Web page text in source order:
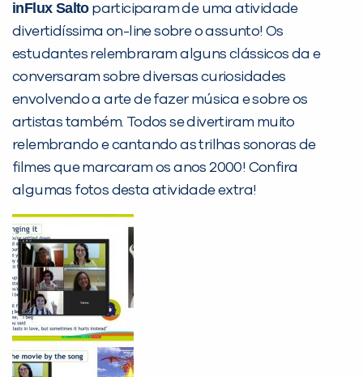
inFlux Saltoparticiparam de uma atividade
divertidíssima on-line sobre o assunto! Os
estudantes relembraram alguns clássicos da e
conversaram sobre diversas curiosidades
envolvendo a arte de fazer música e sobre os
artistas também. Todos se divertiram muito
relembrando e cantando as trilhas sonoras de
filmes que marcaram os anos 2000! Confira
algumas fotos desta atividade extra!
você digitou.
Preencha com seus dados abaixo e
já vamos te colocar em contato